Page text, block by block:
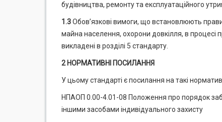
будівництва, ремонту та експлуатаційного
1.3Обов’язкові вимоги, що встановлюють
майна населення, охорони довкілля, в процесі
викладені в розділі 5 стандарту.
2 НОРМАТИВНІ ПОСИЛАННЯ
У цьому стандарті є посилання на такі
НПАОП 0.00-4.01-08 Положення про порядок
іншими засобами індивідуального захисту